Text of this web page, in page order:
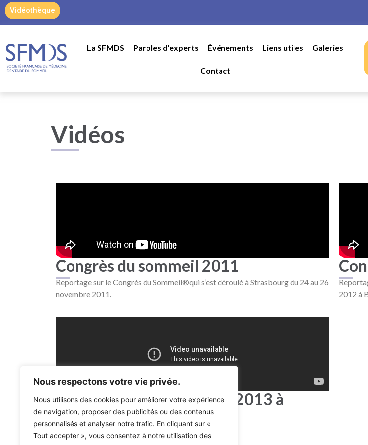
Nous respectons votre vie privée.
Nous utilisons des cookies pour améliorer votre expérience
de navigation, proposer des publicités ou des contenus
personnalisés et analyser notre trafic. En cliquant sur «
Tout accepter », vous consentez à notre utilisation des
principal
Vidéothèque
La SFMDS Paroles d’experts Événements Liens utiles Galeries
Contact
Vidéos
Congrès du sommeil 2011
Reportage sur le Congrès du Sommeil®qui s’est déroulé à Strasbourg du 24 au 26
novembre 2011.
2012 à
Le Congrès du Sommeil® 2013 à
Marseille
Reportage Marseille 2013